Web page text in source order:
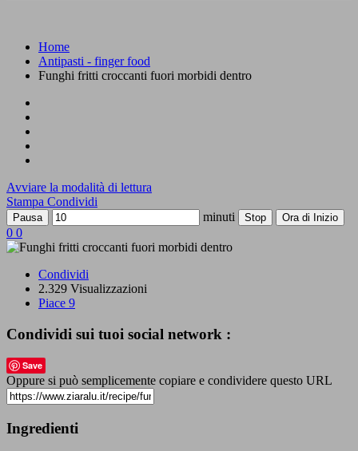
Home
Antipasti - finger food
Funghi fritti croccanti fuori morbidi dentro
Avviare la modalità di lettura
Stampa Condividi
Pausa minuti Stop Ora di Inizio
0 0
Condividi
2.329 Visualizzazioni
Piace 9
Condividi sui tuoi social network :
Save
Oppure si può semplicemente copiare e condividere questo URL
Ingredienti